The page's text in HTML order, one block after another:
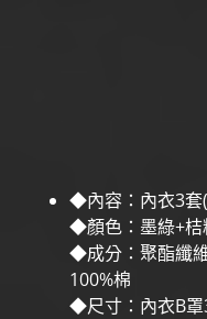
◆內容：內衣3套
◆顏色：墨綠+桔
◆成分：聚酯纖
100%棉
◆尺寸：內衣B罩